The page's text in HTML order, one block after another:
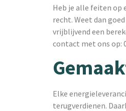
Heb je alle feiten op
recht. Weet dan
vrijblijvend een
contact met ons op:
Elke
terugverdienen.